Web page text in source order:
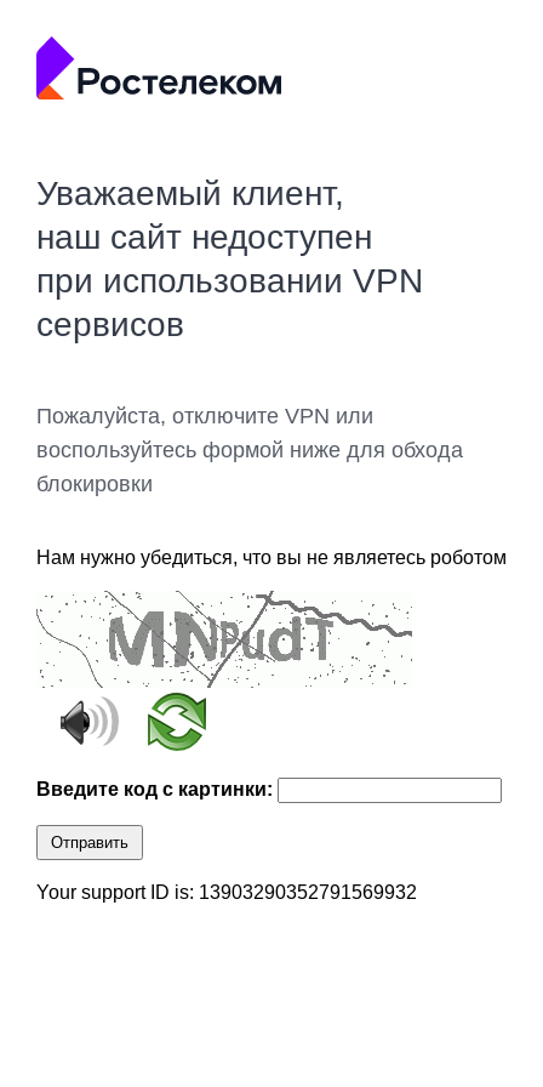
Уважаемый клиент,
наш сайт недоступен
при использовании VPN
сервисов
Пожалуйста, отключите VPN или
воспользуйтесь формой ниже для обхода
блокировки
Нам нужно убедиться, что вы не являетесь роботом
Введите код с картинки:
Отправить
Your support ID is: 13903290352791569932